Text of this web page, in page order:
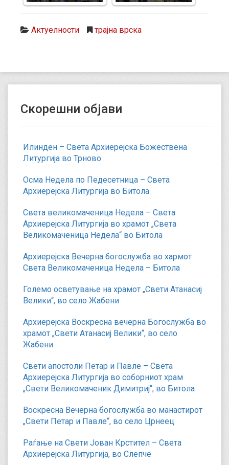
Актуелности трајна врска
Скорешни објави
Илинден – Света Архиерејска Божествена
Литургија во Трново
Осма Недела по Педесетница – Света
Архиерејска Литургија во Битола
Света великомаченица Недела – Света
Архиерејска Литургија во храмот „Света
Великомаченица Недела“ во Битола
Архиерејска Вечерна богослужба во хармот
Света Великомаченица Недела – Битола
Големо осветување на храмот „Свети Атанасиј
Велики“, во село Жабени
Архиерејска Воскресна вечерна Богослужба во
храмот „Свети Атанасиј Велики“, во село
Жабени
Свети апостоли Петар и Павле – Света
Архиерејска Литургија во соборниот храм
„Свети Великомаченик Димитриј“, во Битола
Воскресна Вечерна богослужба во манастирот
„Свети Петар и Павле“, во село Црнеец
Раѓање на Свети Јован Крстител – Света
Архиерејска Литургија, во Слепче